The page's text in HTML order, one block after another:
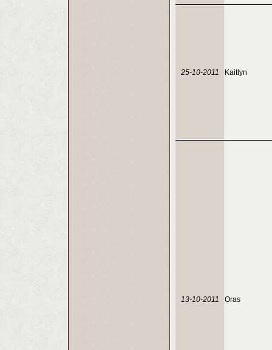
25-10-2011 Kaitlyn
13-10-2011 Oras